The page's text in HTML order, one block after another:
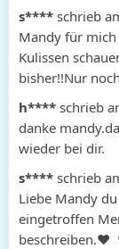
s**** schrieb
Mandy für mich
Kulissen
bisher!!Nur
h**** schrieb
danke
wieder bei dir.
s**** schrieb
Liebe Mandy
eingetroffen
beschreiben.❤